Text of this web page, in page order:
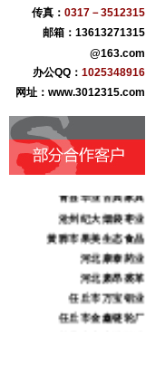
传真： 0317－3512315
邮箱：13613271315
@163.com
办公QQ： 1025348916
网址：www.3012315.com
沧州纪大烟袋枣业
黄骅市果美生态食品
河北康泰药业
河北肃昂裘革
任丘市万宝铝业
任丘市金鑫链轮厂